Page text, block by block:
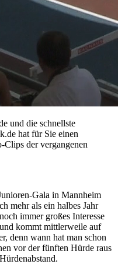
und die schnellste
hat für Sie einen
der vergangenen
Gala in Mannheim
mehr als ein halbes Jahr
immer großes Interesse
kommt mittlerweile auf
denn wann hat man schon
vor der fünften Hürde raus